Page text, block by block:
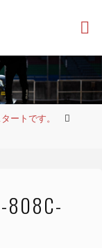
ートです。
808C-